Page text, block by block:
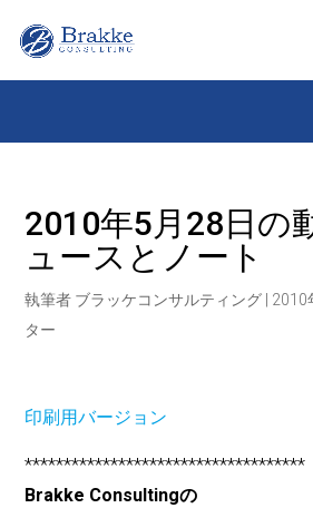
2010年5月28日の
ュースとノート
執筆者 ブラッケコンサルティング 2010
ター
印刷用バージョン
************************************
Brakke Consultingの